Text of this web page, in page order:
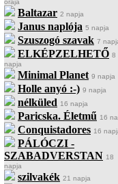
órája
Baltazar 2 napja
Janus naplója 5 napja
Szuszogó szavak 7
ELKÉPZELHETŐ 8
napja
Minimal Planet 9 napja
Holle anyó :-) 9 napja
nélküled 16 napja
Paricska. Életmű 16
Conquistadores 16
PÁLÓCZI -
SZABADVERSTAN 18
napja
szilvakék 21 napja